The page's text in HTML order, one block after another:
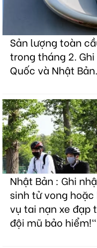
Sản lượng toàn
trong tháng 2.
Quốc và Nhật Bản.
Nhật Bản : Ghi
sinh tử vong
vụ tai nạn xe đạp
đội mũ bảo hiểm!"